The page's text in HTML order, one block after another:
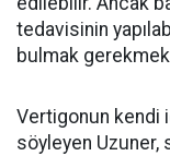
tedavisinin
bulmak
Vertigonun kendi
söyleyen